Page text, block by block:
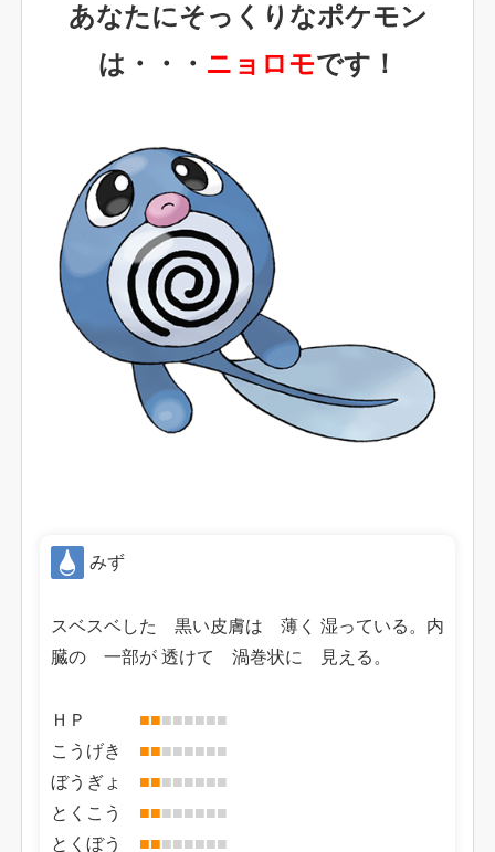
あなたにそっくりなポケモン
は・・・ ニョロモです！
みず
スベスベした 黒い皮膚は 薄く 湿っている。内
臓の 一部が 透けて 渦巻状に 見える。
ＨＰ ■■■■■■■■
こうげき ■■■■■■■■
ぼうぎょ ■■■■■■■■
とくこう ■■■■■■■■
とくぼう ■■■■■■■■